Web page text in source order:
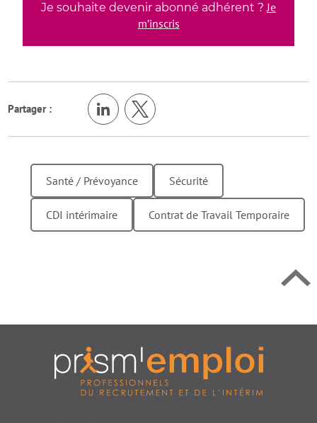
Je souhaite devenir abonné adhérent ?Je
m’inscris
Partager :
Santé / Prévoyance Sécurité
CDI intérimaire Contrat de Travail Temporaire